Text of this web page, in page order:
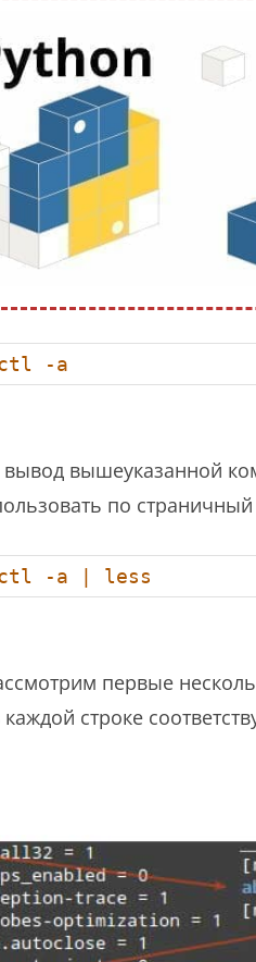
-a
вывод вышеуказанной
по
-a | less
первые
строке